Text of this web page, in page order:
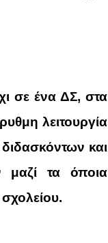
σε ένα ΔΣ, στα
λειτουργία
και
μαζί τα όποια